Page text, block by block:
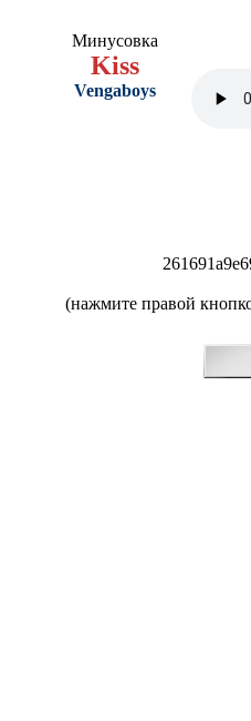
Минусовка
Kiss
Vengaboys
(нажмите правой